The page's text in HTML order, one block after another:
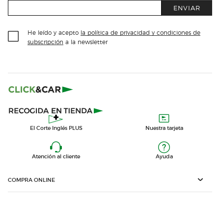
ENVIAR
He leído y acepto la política de privacidad y condiciones de
subscripción a la newsletter
El Corte Inglés PLUS Nuestra tarjeta
Atención al cliente Ayuda
COMPRA ONLINE